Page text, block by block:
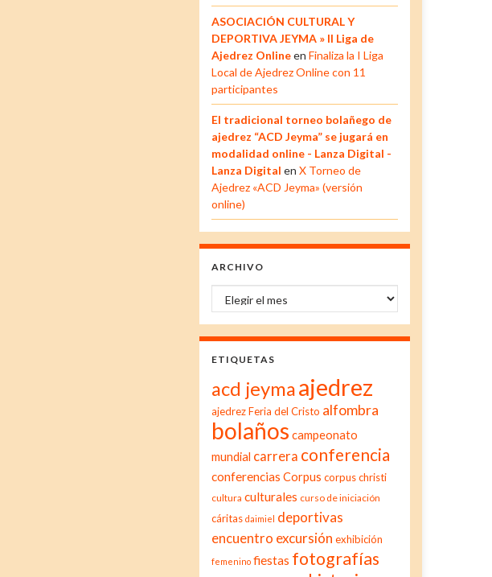
ASOCIACIÓN CULTURAL Y
DEPORTIVA JEYMA » II Liga de
Ajedrez Onlineen Finaliza la I Liga
Local de Ajedrez Online con 11
participantes
El tradicional torneo bolañego de
ajedrez “ACD Jeyma” se jugará en
modalidad online - Lanza Digital -
Lanza Digital en X Torneo de
Ajedrez «ACD Jeyma» (versión
online)
ARCHIVO
Archivo
ETIQUETAS
acd jeymaajedrez
ajedrez Feria del Cristo alfombra
bolaños campeonato
mundial carrera conferencia
conferencias Corpus corpus christi
cultura culturales curso de iniciación
cáritas daimiel deportivas
encuentro excursión exhibición
femenino fiestas fotografías